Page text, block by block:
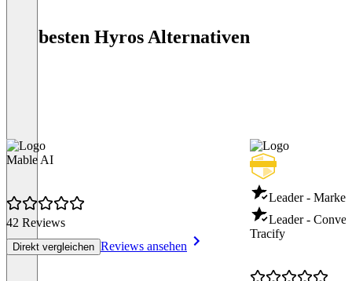
Die besten Hyros Alternativen
Mable AI
42 Reviews
Direkt vergleichen Reviews ansehen
Leader -
Leader -
Tracify